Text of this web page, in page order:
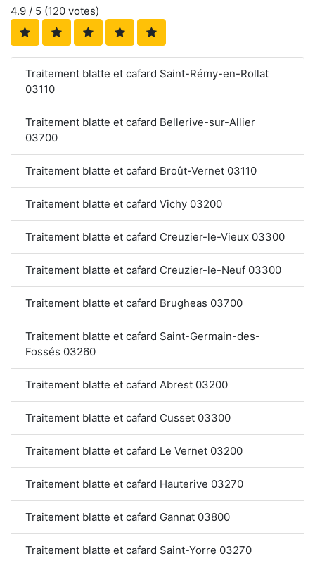
4.9 / 5 (120 votes)
Traitement blatte et cafard Saint-Rémy-en-Rollat
03110
Traitement blatte et cafard Bellerive-sur-Allier
03700
Traitement blatte et cafard Broût-Vernet 03110
Traitement blatte et cafard Vichy 03200
Traitement blatte et cafard Creuzier-le-Vieux 03300
Traitement blatte et cafard Creuzier-le-Neuf 03300
Traitement blatte et cafard Brugheas 03700
Traitement blatte et cafard Saint-Germain-des-
Fossés 03260
Traitement blatte et cafard Abrest 03200
Traitement blatte et cafard Cusset 03300
Traitement blatte et cafard Le Vernet 03200
Traitement blatte et cafard Hauterive 03270
Traitement blatte et cafard Gannat 03800
Traitement blatte et cafard Saint-Yorre 03270